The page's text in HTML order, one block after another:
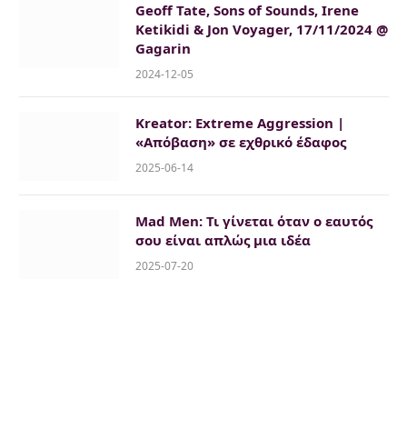
Geoff Tate, Sons of Sounds, Irene
Ketikidi & Jon Voyager, 17/11/2024 @
Gagarin
2024-12-05
Kreator: Extreme Aggression |
«Απόβαση» σε εχθρικό έδαφος
2025-06-14
Mad Men: Τι γίνεται όταν ο εαυτός
σου είναι απλώς μια ιδέα
2025-07-20